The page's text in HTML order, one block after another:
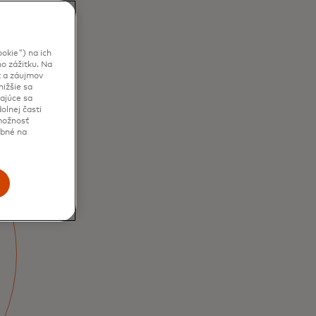
na ich
zážitku. Na
a záujmov
sa
sa
časti
na